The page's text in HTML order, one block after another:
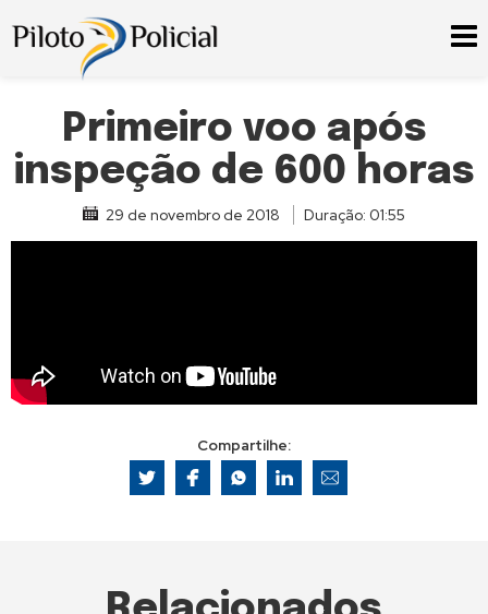
Primeiro voo após
inspeção de 600 horas
29 de novembro de 2018 Duração: 01:55
Compartilhe: